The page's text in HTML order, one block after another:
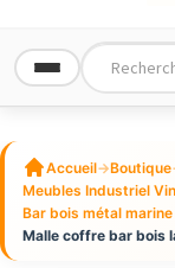
Accueil→Boutique
Meubles Industriel
Bar bois métal
Malle coffre bar bois